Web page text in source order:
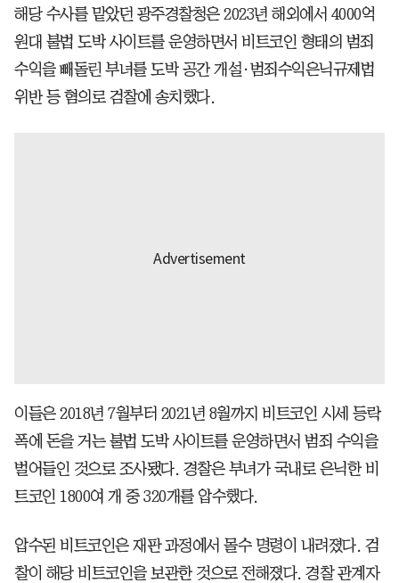
해당 수사를 맡았던 광주경찰청은 2023년 해외에서 4000억
원대 불법 도박 사이트를 운영하면서 비트코인 형태의 범죄
수익을 빼돌린 부녀를 도박 공간 개설·범죄수익은닉규제법
위반 등 혐의로 검찰에 송치했다.
이들은 2018년 7월부터 2021년 8월까지 비트코인 시세 등락
폭에 돈을 거는 불법 도박 사이트를 운영하면서 범죄 수익을
벌어들인 것으로 조사됐다. 경찰은 부녀가 국내로 은닉한 비
트코인 1800여 개 중 320개를 압수했다.
압수된 비트코인은 재판 과정에서 몰수 명령이 내려졌다. 검
찰이 해당 비트코인을 보관한 것으로 전해졌다. 경찰 관계자